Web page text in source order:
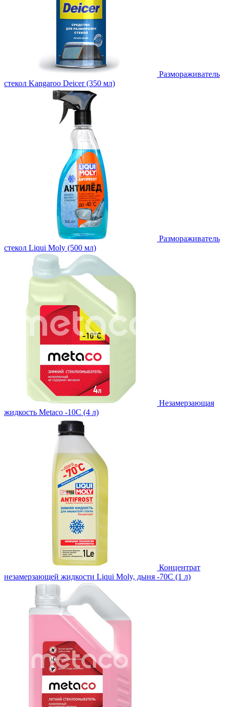
Размораживатель
стекол Kangaroo Deicer (350 мл)
Размораживатель
стекол Liqui Moly (500 мл)
Незамерзающая
жидкость Metaco -10C (4 л)
Концентрат
незамерзающей жидкости Liqui Moly, дыня -70С (1 л)